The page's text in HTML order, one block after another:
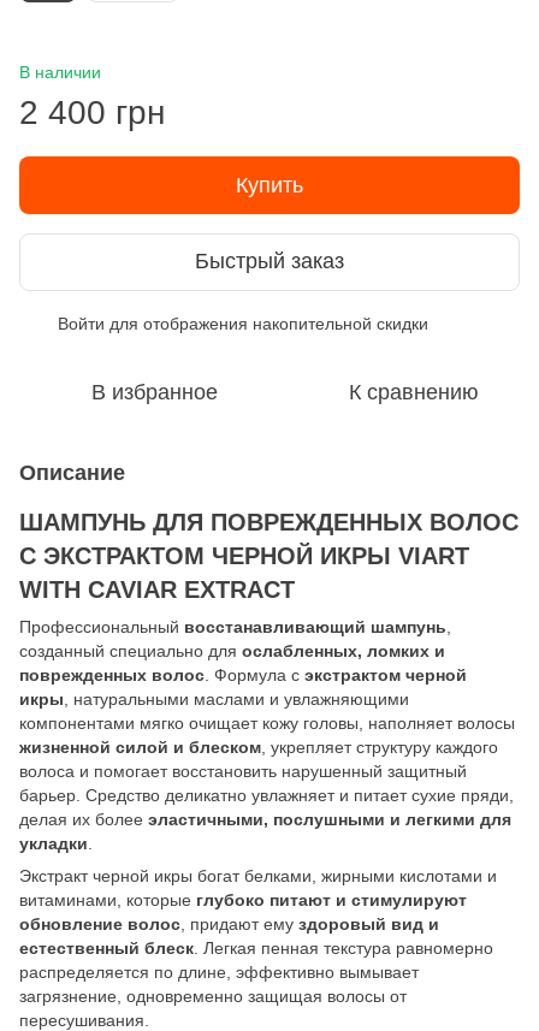
В наличии
2 400 грн
Купить
Быстрый заказ
Войти для отображения накопительной скидки
В избранное К сравнению
Описание
ШАМПУНЬ ДЛЯ ПОВРЕЖДЕННЫХ ВОЛОС
С ЭКСТРАКТОМ ЧЕРНОЙ ИКРЫ VIART
WITH CAVIAR EXTRACT
Профессиональный восстанавливающий шампунь
созданный специально для ослабленных, ломких и
поврежденных волос . Формула с экстрактом черной
икры , натуральными маслами и увлажняющими
компонентами мягко очищает кожу головы, наполняет волосы
жизненной силой и блеском , укрепляет структуру каждого
волоса и помогает восстановить нарушенный защитный
барьер. Средство деликатно увлажняет и питает сухие пряди,
делая их более эластичными, послушными и легкими для
укладки
Экстракт черной икры богат белками, жирными кислотами и
витаминами, которые глубоко питают и стимулируют
обновление волос , придают ему здоровый вид и
естественный блеск . Легкая пенная текстура равномерно
распределяется по длине, эффективно вымывает
загрязнение, одновременно защищая волосы от
пересушивания.